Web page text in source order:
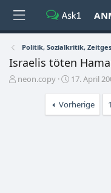
Politik, Sozialkritik,
Israelis töten
E
neon.copy
E
s
t
17. April
Vorherige 1